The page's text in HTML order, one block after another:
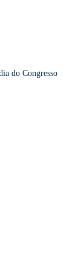
do Congresso